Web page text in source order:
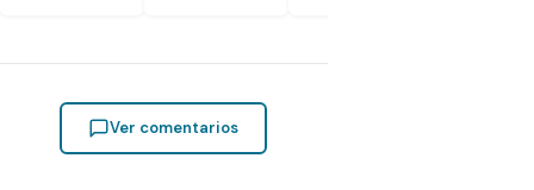
Ver comentarios